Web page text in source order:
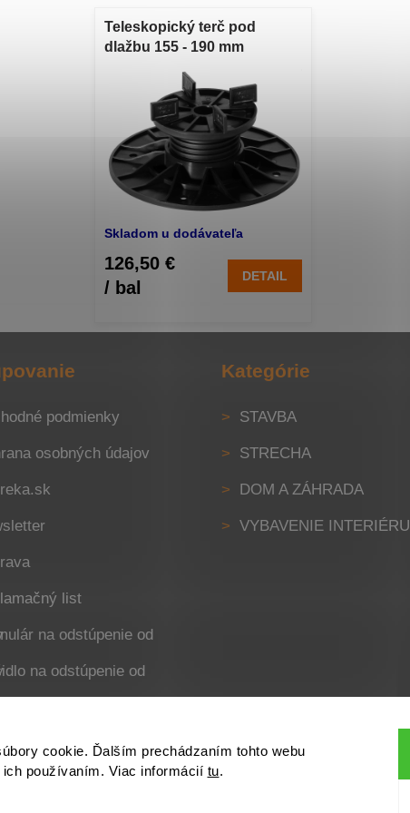
cookie. Ďalším prechádzaním tohto webu
používaním. Viac informácií tu.
Teleskopický terč pod
dlažbu 155 - 190 mm
Skladom u dodávateľa
126,50 €
/ bal
DETAIL
podmienky
osobných údajov
list
Kategórie
STAVBA
STRECHA
DOM A ZÁHRADA
VYBAVENIE INTERIÉRU